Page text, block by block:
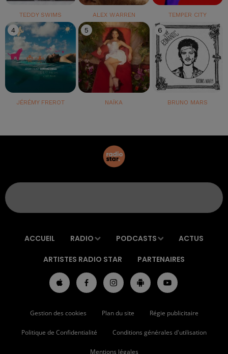
TEDDY SWIMS ALEX WARREN TEMPER CITY
4
JÉRÉMY FREROT
5
NAÏKA
6
BRUNO MARS
ACCUEIL RADIO PODCASTS ACTUS
ARTISTES RADIO STAR PARTENAIRES
Gestion des cookies Plan du site Régie publicitaire
Politique de Confidentialité Conditions générales d'utilisation
Mentions légales